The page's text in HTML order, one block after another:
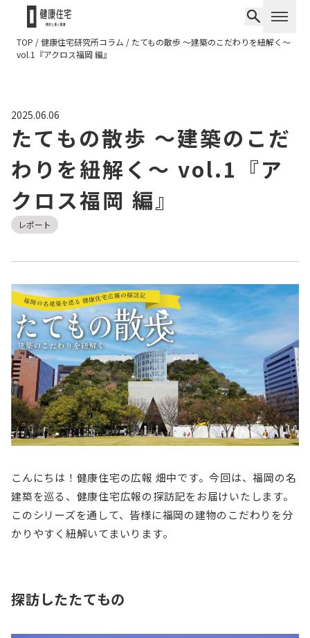
TOP /健康住宅研究所コラム / たてもの散歩 〜建築のこだわりを紐解く〜
vol.1『アクロス福岡 編』
2025.06.06
たてもの散歩 〜建築のこだ
わりを紐解く〜 vol.1『ア
クロス福岡 編』
レポート
こんにちは！健康住宅の広報 畑中です。今回は、福岡の名
建築を巡る、健康住宅広報の探訪記をお届けいたします。
このシリーズを通して、皆様に福岡の建物のこだわりを分
かりやすく紐解いてまいります。
探訪したたてもの